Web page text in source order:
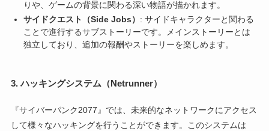
りや、ゲームの背景に関わる深い物語が描かれます。
サイドクエスト（Side Jobs） : サイドキャラクターと関わる
ことで進行するサブストーリーです。メインストーリーとは
独立しており、追加の報酬やストーリーを楽しめます。
3.ハッキングシステム（Netrunner）
『サイバーパンク2077』では、未来的なネットワークにアクセス
して様々なハッキングを行うことができます。このシステムは